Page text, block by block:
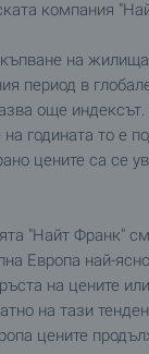
компания
на
период в
още
годината то е
цените са се
"Найт Франк"
Европа най-
на цените
на тази
цените